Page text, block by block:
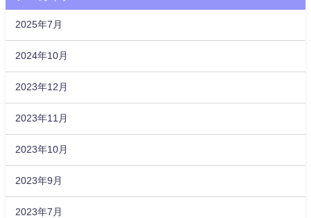
2025年7月
2024年10月
2023年12月
2023年11月
2023年10月
2023年9月
2023年7月